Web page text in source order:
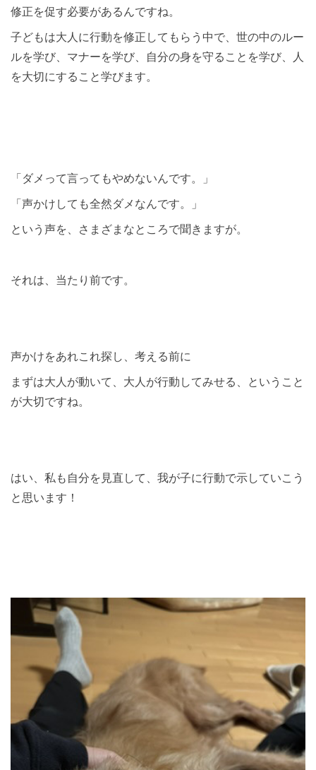
修正を促す必要があるんですね。
子どもは大人に行動を修正してもらう中で、世の中のルー
ルを学び、マナーを学び、自分の身を守ることを学び、人
を大切にすること学びます。
「ダメって言ってもやめないんです。」
「声かけしても全然ダメなんです。」
という声を、さまざまなところで聞きますが。
それは、当たり前です。
声かけをあれこれ探し、考える前に
まずは大人が動いて、大人が行動してみせる、ということ
が大切ですね。
はい、私も自分を見直して、我が子に行動で示していこう
と思います！